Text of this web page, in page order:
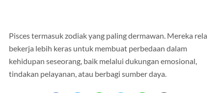
Pisces termasuk zodiak yang paling dermawan. Mereka rela
bekerja lebih keras untuk membuat perbedaan dalam
kehidupan seseorang, baik melalui dukungan emosional,
tindakan pelayanan, atau berbagi sumber daya.